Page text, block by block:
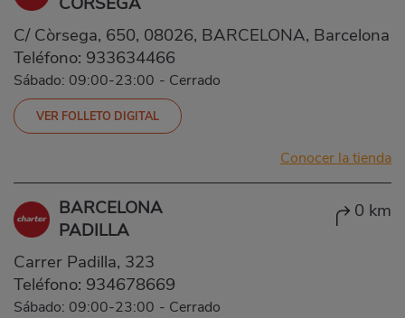
C/ Còrsega, 650, 08026, BARCELONA, Barcelona
Teléfono: 933634466
Sábado: 09:00-23:00 - Cerrado
VER FOLLETO DIGITAL
Conocer la tienda
BARCELONA
PADILLA
0 km
Carrer Padilla, 323
Teléfono: 934678669
Sábado: 09:00-23:00 - Cerrado